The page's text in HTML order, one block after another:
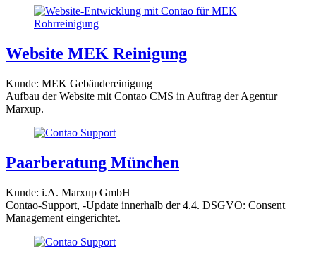
Website MEK Reinigung
Kunde: MEK Gebäudereinigung
Aufbau der Website mit Contao CMS in Auftrag der Agentur
Marxup.
Paarberatung München
Kunde: i.A. Marxup GmbH
Contao-Support, -Update innerhalb der 4.4. DSGVO: Consent
Management eingerichtet.